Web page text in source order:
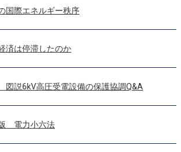
国際エネルギー秩序
済は停滞したのか
説6kV高圧受電設備の保護協調Q&A
電力小六法